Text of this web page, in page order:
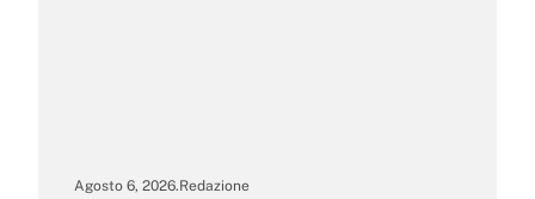
Agosto 6, 2026.Redazione